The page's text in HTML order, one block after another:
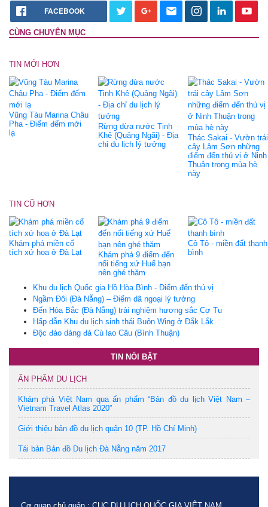
FACEBOOK
CÙNG CHUYÊN MỤC
TIN MỚI HƠN
Vũng Tàu Marina Châu
Pha - Điểm đếm mới
lạ
Rừng dừa nước Tịnh
Khê (Quảng Ngãi) - Địa
chỉ du lịch lý tưởng
Thác Sakai - Vườn trái
cây Lâm Sơn những
điểm đến thú vị ở Ninh
Thuận trong mùa hè
này
TIN CŨ HƠN
Khám phá miền cổ
tích xứ hoa ở Đà Lạt
Khám phá 9 điểm đến
nổi tiếng xứ Huế bạn
nên ghé thăm
Cô Tô - miền đất thanh
bình
Khu du lịch Quốc gia Hồ Hòa Bình - Điểm đến thú vị
Ngầm Đôi (Đà Nẵng) – Điểm dã ngoại lý tưởng
Đến Hòa Bắc (Đà Nẵng) trải nghiệm hương sắc Cơ Tu
Hấp dẫn Khu du lịch sinh thái Buôn Wing ở Đắk Lắk
Độc đáo dáng đá Cù lao Câu (Bình Thuận)
TIN NỔI BẬT
ẤN PHẨM DU LỊCH
Khám phá Việt Nam qua ấn phẩm “Bản đồ du lịch Việt Nam –
Vietnam Travel Atlas 2020”
Giới thiệu bản đồ du lịch quận 10 (TP. Hồ Chí Minh)
Tái bản Bản đồ Du lịch Đà Nẵng năm 2017